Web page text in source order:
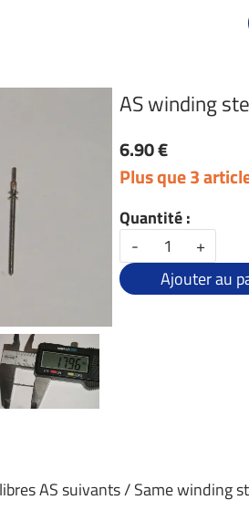
AS winding
6.90 €
Plus que 3
Quantité :
-
+
Ajouter au
AS suivants / Same winding